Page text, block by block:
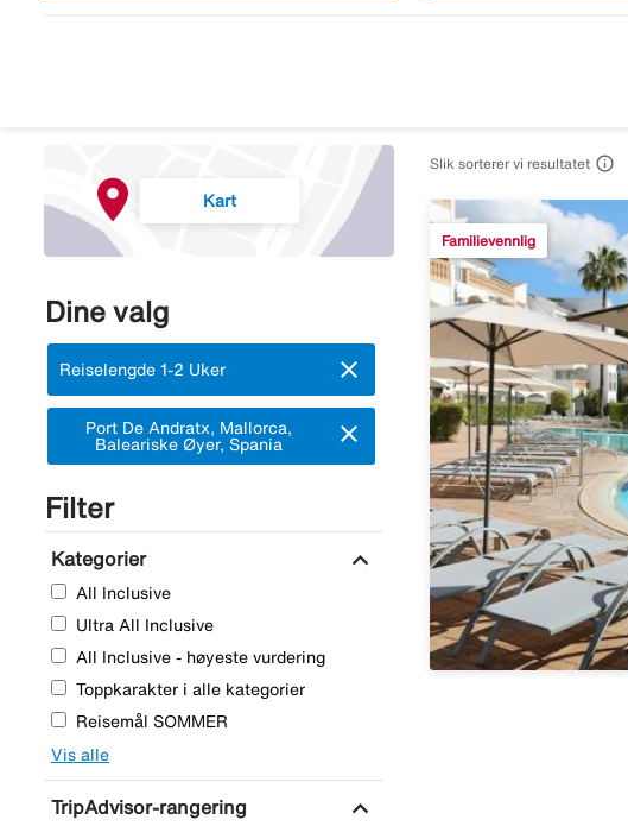
Kart
Dine valg
Fjern:
Reiselengde 1-2 Uker close
Fjern:
Port De Andratx, Mallorca,
Baleariske Øyer, Spania
close
Filter
Kategorier expand_more
All Inclusive
Ultra All Inclusive
All Inclusive - høyeste vurdering
Toppkarakter i alle kategorier
Reisemål SOMMER
Vis alle
TripAdvisor-rangering expand_more
Slik sorterer vi resultatet 
Familievennlig